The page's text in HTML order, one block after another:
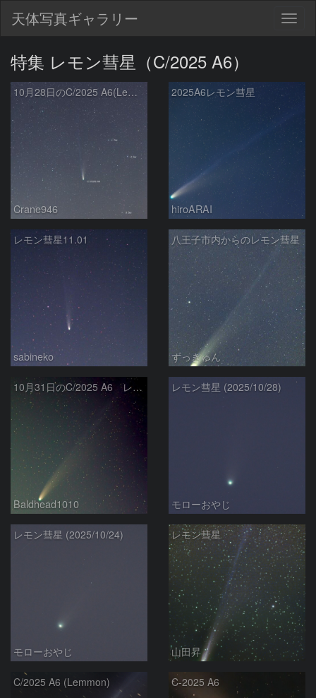
天体写真ギャラリー
特集 レモン彗星（C/2025 A6）
10月28日のC/2025 A6(Lemmon)
Crane946
2025A6レモン彗星
hiroARAI
レモン彗星11.01
sabineko
八王子市内からのレモン彗星
ずっきゅん
10月31日のC/2025 A6 レモン彗星
Baldhead1010
レモン彗星 (2025/10/28)
モローおやじ
レモン彗星 (2025/10/24)
モローおやじ
レモン彗星
山田昇
C/2025 A6 (Lemmon) C-2025 A6